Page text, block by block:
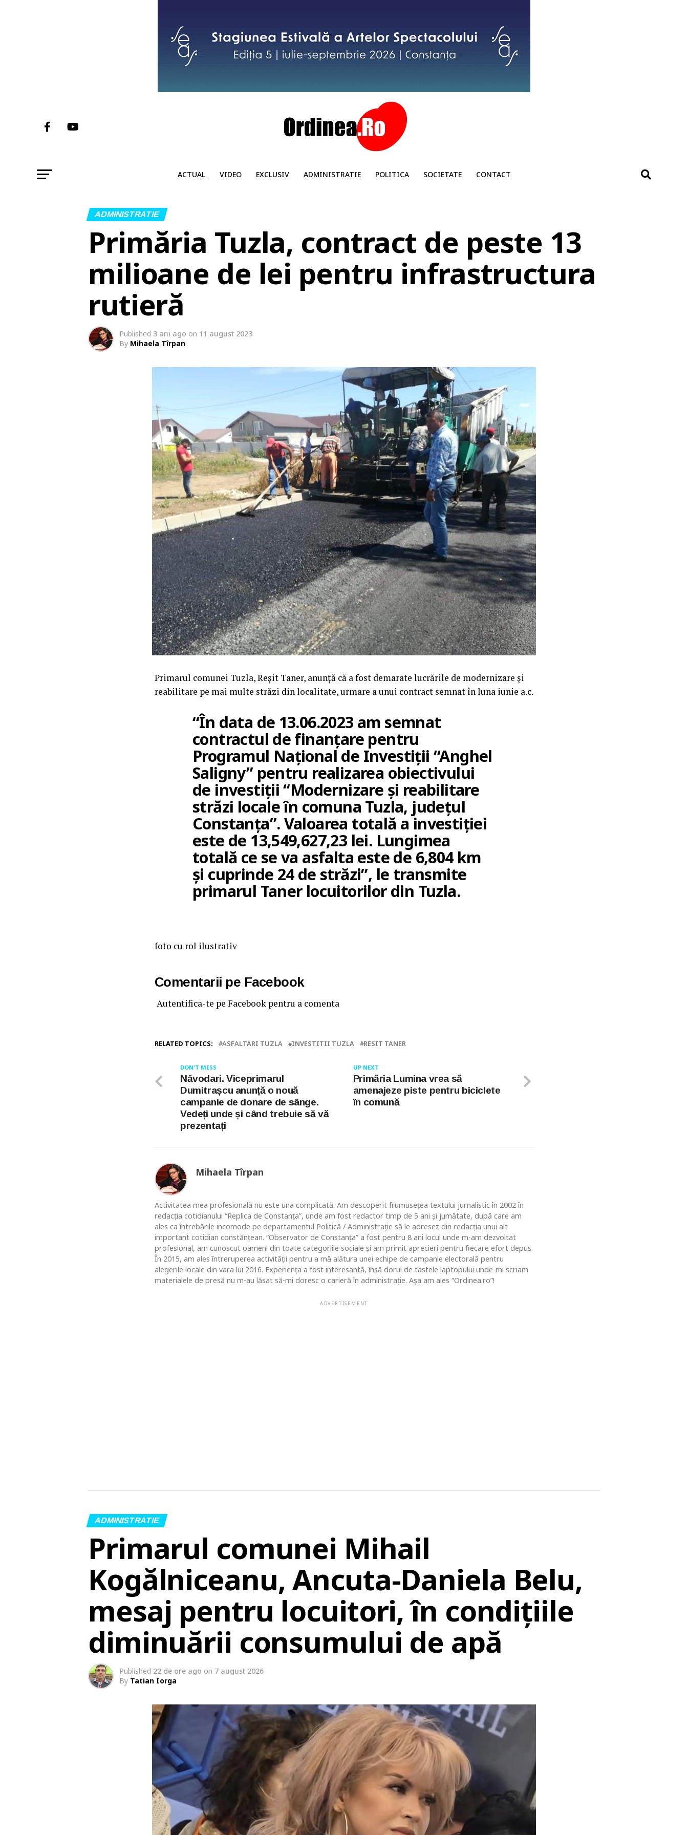
ACTUAL VIDEO EXCLUSIV ADMINISTRATIE POLITICA SOCIETATE CONTACT
ADMINISTRATIE
Primăria Tuzla, contract de peste 13
milioane de lei pentru infrastructura
rutieră
Published 3 ani ago on 11 august 2023
By Mihaela Tîrpan
Primarul comunei Tuzla, Reșit Taner, anunță că a fost demarate lucrările de modernizare și
reabilitare pe mai multe străzi din localitate, urmare a unui contract semnat în luna iunie a.c.
“În data de 13.06.2023 am semnat
contractul de finanțare pentru
Programul Național de Investiții “Anghel
Saligny” pentru realizarea obiectivului
de investiții “Modernizare și reabilitare
străzi locale în comuna Tuzla, județul
Constanța”. Valoarea totală a investiției
este de 13,549,627,23 lei. Lungimea
totală ce se va asfalta este de 6,804 km
și cuprinde 24 de străzi”, le transmite
primarul Taner locuitorilor din Tuzla.
foto cu rol ilustrativ
Comentarii pe Facebook
Autentifica-te pe Facebook pentru a comenta
RELATED TOPICS: ASFALTARI TUZLA INVESTITII TUZLA RESIT TANER
UP NEXT
Primăria Lumina vrea să
amenajeze piste pentru biciclete
în comună
DON'T MISS
Năvodari. Viceprimarul
Dumitrașcu anunță o nouă
campanie de donare de sânge.
Vedeți unde și când trebuie să vă
prezentați
Mihaela Tîrpan
Activitatea mea profesională nu este una complicată. Am descoperit frumusețea textului jurnalistic în 2002 în
redacția cotidianului “Replica de Constanța”, unde am fost redactor timp de 5 ani și jumătate, după care am
ales ca întrebările incomode pe departamentul Politică / Administrație să le adresez din redacția unui alt
important cotidian constănțean. “Observator de Constanța” a fost pentru 8 ani locul unde m-am dezvoltat
profesional, am cunoscut oameni din toate categoriile sociale și am primit aprecieri pentru fiecare efort depus.
În 2015, am ales întreruperea activității pentru a mă alătura unei echipe de campanie electorală pentru
alegerile locale din vara lui 2016. Experiența a fost interesantă, însă dorul de tastele laptopului unde-mi scriam
materialele de presă nu m-au lăsat să-mi doresc o carieră în administrație. Așa am ales “Ordinea.ro”!
ADVERTISEMENT
ADMINISTRATIE
Primarul comunei Mihail
Kogălniceanu, Ancuta-Daniela Belu,
mesaj pentru locuitori, în condițiile
diminuării consumului de apă
Published 22 de ore ago on 7 august 2026
By Tatian Iorga